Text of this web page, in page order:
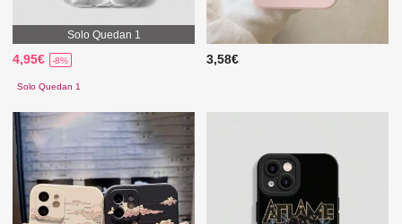
Solo Quedan 1
4,95€ -8%
Solo Quedan 1
3,58€